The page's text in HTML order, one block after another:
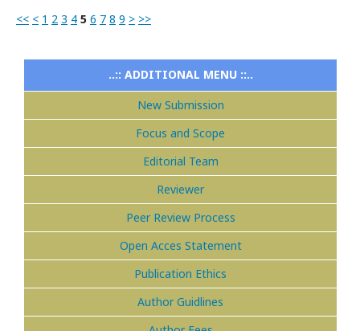
<< < 1 2 3 4 5 6 7 8 9 > >>
..:: ADDITIONAL MENU ::..
New Submission
Focus and Scope
Editorial Team
Reviewer
Peer Review Process
Open Acces Statement
Publication Ethics
Author Guidlines